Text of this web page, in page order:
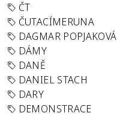
ČT
ČUTACÍMERUNA
DAGMAR POPJAKOVÁ
DÁMY
DANĚ
DANIEL STACH
DARY
DEMONSTRACE